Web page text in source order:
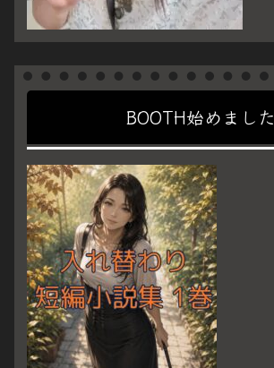
BOOTH始めました